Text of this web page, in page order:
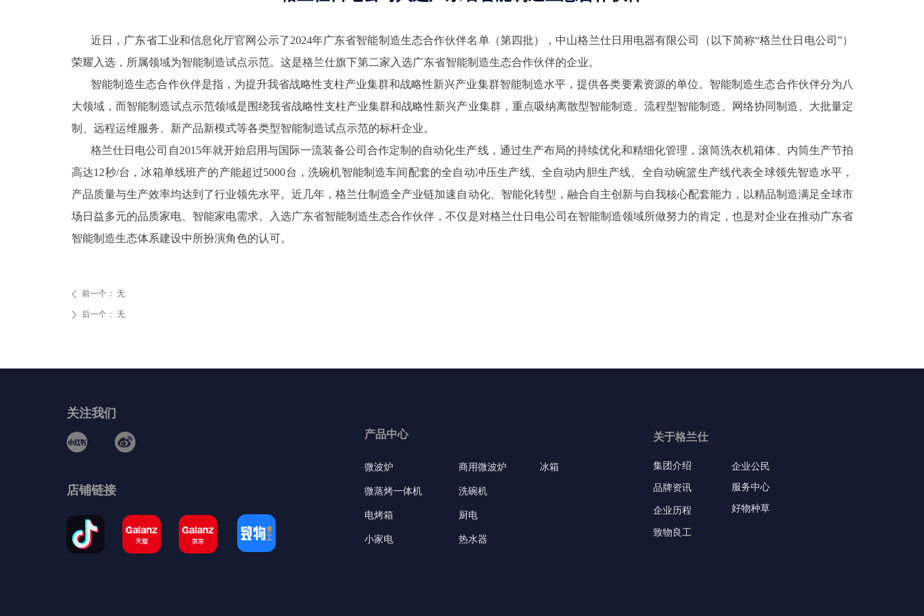
近日，广东省工业和信息化厅官网公示了2024年广东省智能制造生态合作伙伴名单（第四批），中山格兰仕日用电器有限公司（以下简称“格兰仕日电公司”）
荣耀入选，所属领域为智能制造试点示范。这是格兰仕旗下第二家入选广东省智能制造生态合作伙伴的企业。
智能制造生态合作伙伴是指，为提升我省战略性支柱产业集群和战略性新兴产业集群智能制造水平，提供各类要素资源的单位。智能制造生态合作伙伴分为八
大领域，而智能制造试点示范领域是围绕我省战略性支柱产业集群和战略性新兴产业集群，重点吸纳离散型智能制造、流程型智能制造、网络协同制造、大批量定
制、远程运维服务、新产品新模式等各类型智能制造试点示范的标杆企业。
格兰仕日电公司自2015年就开始启用与国际一流装备公司合作定制的自动化生产线，通过生产布局的持续优化和精细化管理，滚筒洗衣机箱体、内筒生产节拍
高达12秒/台，冰箱单线班产的产能超过5000台，洗碗机智能制造车间配套的全自动冲压生产线、全自动内胆生产线、全自动碗篮生产线代表全球领先智造水平，
产品质量与生产效率均达到了行业领先水平。近几年，格兰仕制造全产业链加速自动化、智能化转型，融合自主创新与自我核心配套能力，以精品制造满足全球市
场日益多元的品质家电、智能家电需求。入选广东省智能制造生态合作伙伴，不仅是对格兰仕日电公司在智能制造领域所做努力的肯定，也是对企业在推动广东省
智能制造生态体系建设中所扮演角色的认可。
ꄴ 前一个： 无
ꄲ 后一个： 无
关注我们
店铺链接
微波炉
微蒸烤一体机
电烤箱
小家电
产品中心
商用微波炉
洗碗机
厨电
热水器
冰箱 集团介绍
品牌资讯
企业历程
致物良工
关于格兰仕
企业公民
服务中心
好物种草